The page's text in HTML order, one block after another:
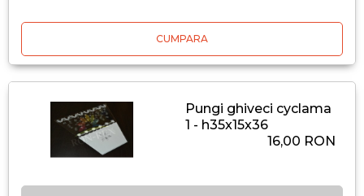
CUMPARA
Pungi ghiveci cyclama
1 - h35x15x36
16,00 RON